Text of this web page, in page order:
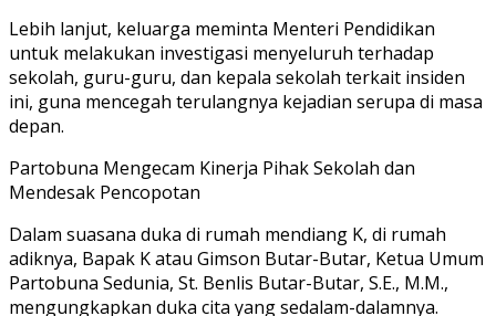
Lebih lanjut, keluarga meminta Menteri Pendidikan
untuk melakukan investigasi menyeluruh terhadap
sekolah, guru-guru, dan kepala sekolah terkait insiden
ini, guna mencegah terulangnya kejadian serupa di masa
depan.
Partobuna Mengecam Kinerja Pihak Sekolah dan
Mendesak Pencopotan
Dalam suasana duka di rumah mendiang K, di rumah
adiknya, Bapak K atau Gimson Butar-Butar, Ketua Umum
Partobuna Sedunia, St. Benlis Butar-Butar, S.E., M.M.,
mengungkapkan duka cita yang sedalam-dalamnya.